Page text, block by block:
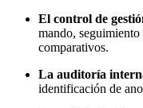
El control de
mando,
comparativos.
La auditoría
identificación de